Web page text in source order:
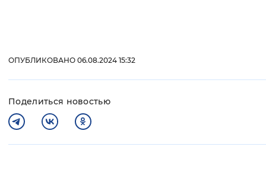
ОПУБЛИКОВАНО 06.08.2024 15:32
Поделиться новостью